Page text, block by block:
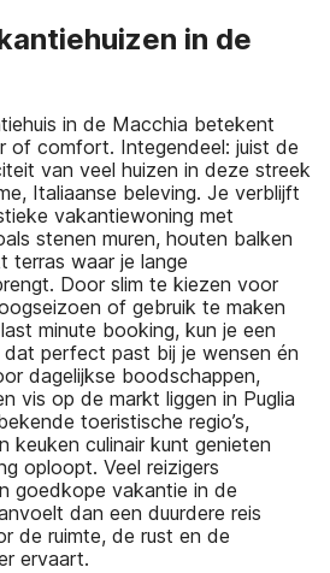
in de
in de Macchia betekent
of comfort. Integendeel: juist de
van veel huizen in deze streek
Italiaanse beleving. Je verblijft
vakantiewoning met
stenen muren, houten balken
waar je lange
Door slim te kiezen voor
of gebruik te maken
minute booking, kun je een
perfect past bij je wensen én
dagelijkse boodschappen,
vis op de markt liggen in Puglia
toeristische regio’s,
keuken culinair kunt genieten
oploopt. Veel reizigers
goedkope vakantie in de
dan een duurdere reis
de ruimte, de rust en de
ervaart.